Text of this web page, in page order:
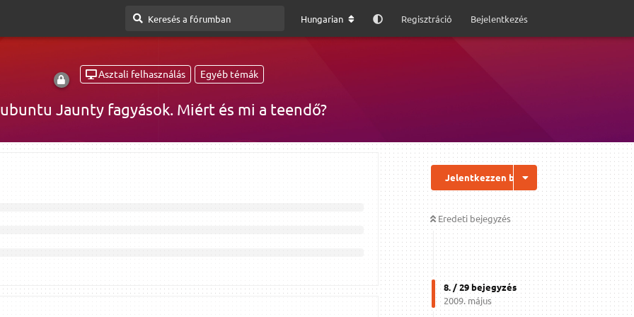
Hungarian Regisztráció Bejelentkezés
Asztali felhasználás Egyéb témák
Jaunty fagyások. Miért és mi a teendő?
Jelentkezzen be a válaszhoz
Eredeti bejegyzés
8. /29bejegyzés
2009. május